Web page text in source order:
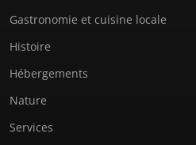
Gastronomie et cuisine locale
Histoire
Hébergements
Nature
Services